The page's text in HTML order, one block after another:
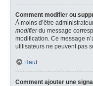
Comment modifier ou
À moins d’être
modifierdu message
modification. Ce message
utilisateurs ne peuvent pas
Haut
Comment ajouter une